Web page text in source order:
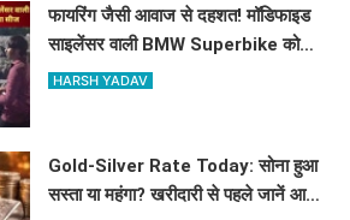
फायरिंग जैसी आवाज से दहशत! मॉडिफाइड
साइलेंसर वाली BMW Superbike को
सिगरा पुलिस ने किया सीज
HARSH YADAV
Gold-Silver Rate Today: सोना हुआ
सस्ता या महंगा? खरीदारी से पहले जानें आज